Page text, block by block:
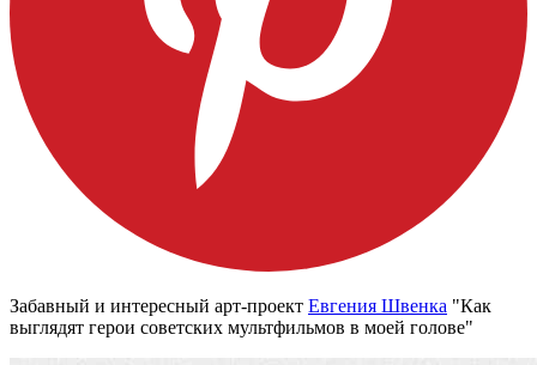
Забавный и интересный арт-проект Евгения Швенка "Как
выглядят герои советских мультфильмов в моей голове"